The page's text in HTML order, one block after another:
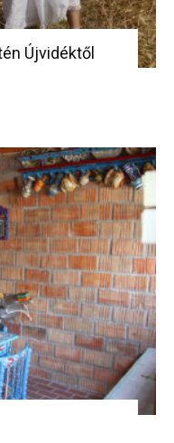
Újvidéktől